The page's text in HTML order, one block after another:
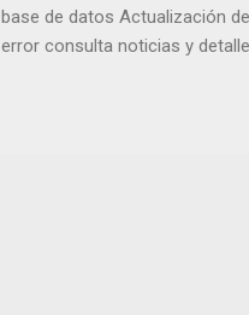
base de datos Actualización
error consulta noticias y